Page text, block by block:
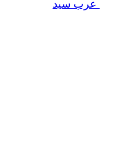
عرب سيد